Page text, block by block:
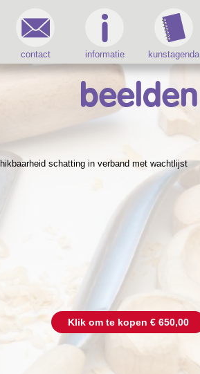
contact informatie kunstagenda
beelden
schatting in verband met wachtlijst
Klik om te kopen € 650,00